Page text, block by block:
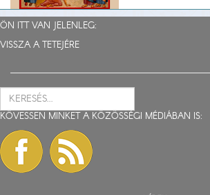
ÖN ITT VAN JELENLEG:
VISSZA A TETEJÉRE
KÖVESSEN MINKET A KÖZÖSSÉGI MÉDIÁBAN IS: